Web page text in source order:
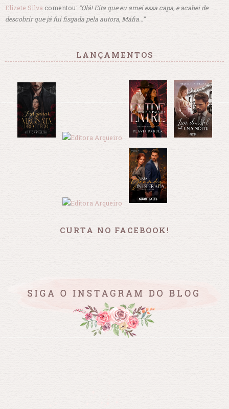
Elizete Silva comentou: “Olá! Eita que eu amei essa capa, e acabei de
descobrir que já fui fisgada pela autora, Máfia…”
LANÇAMENTOS
CURTA NO FACEBOOK!